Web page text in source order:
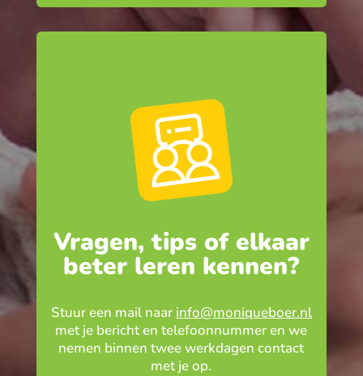
Vragen, tips of elkaar
beter leren kennen?
Stuur een mail naar info@moniqueboer.nl
met je bericht en telefoonnummer en we
nemen binnen twee werkdagen contact
met je op.